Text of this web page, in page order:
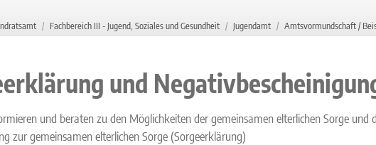
Fachbereich III - Jugend, Soziales und Gesundheit Jugendamt Amtsvormundschaft /
und
und beraten zu den Möglichkeiten der gemeinsamen elterlichen Sorge und
zur gemeinsamen elterlichen Sorge (Sorgeerklärung)